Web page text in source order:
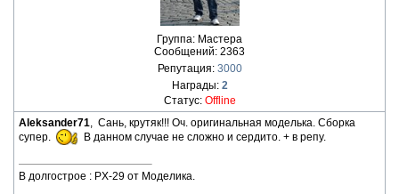
Группа: Мастера
Сообщений: 2363
Репутация: 3000
Награды: 2
Статус: Offline
Aleksander71, Сань, крутяк!!! Оч. оригинальная моделька. Сборка
супер.
В данном случае не сложно и сердито. + в репу.
В долгострое : PX-29 от Моделика.